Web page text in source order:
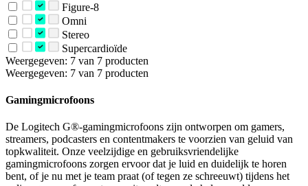
Figure-8
Omni
Stereo
Supercardioïde
Weergegeven: 7 van 7 producten
Weergegeven: 7 van 7 producten
Gamingmicrofoons
De Logitech G®-gamingmicrofoons zijn ontworpen om gamers,
streamers, podcasters en contentmakers te voorzien van geluid van
topkwaliteit. Onze veelzijdige en gebruiksvriendelijke
gamingmicrofoons zorgen ervoor dat je luid en duidelijk te horen
bent, of je nu met je team praat (of tegen ze schreeuwt) tijdens het